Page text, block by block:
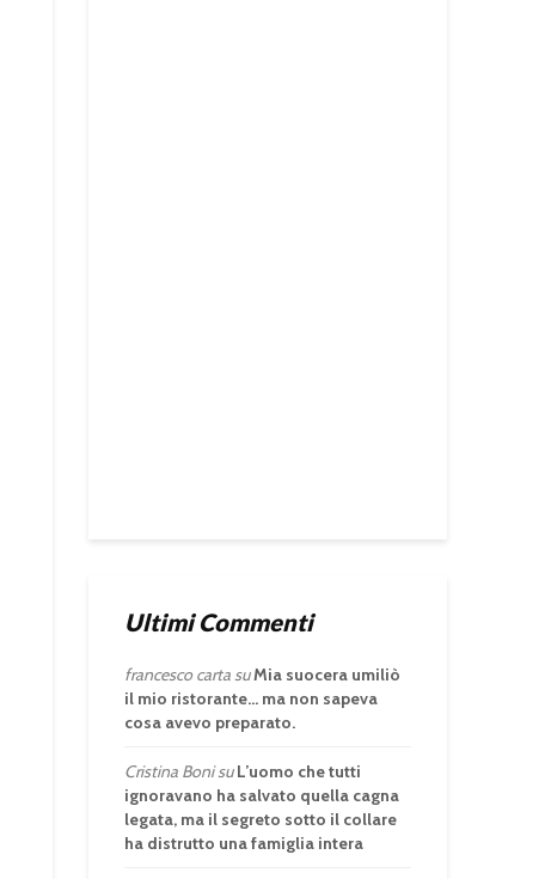
Ultimi Commenti
francesco cartasuMia suocera umiliò
il mio ristorante… ma non sapeva
cosa avevo preparato.
Cristina BonisuL’uomo che tutti
ignoravano ha salvato quella cagna
legata, ma il segreto sotto il collare
ha distrutto una famiglia intera